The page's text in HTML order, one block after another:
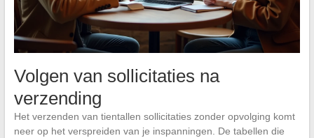
Volgen van sollicitaties na
verzending
Het verzenden van tientallen sollicitaties zonder opvolging komt
neer op het verspreiden van je inspanningen. De tabellen die